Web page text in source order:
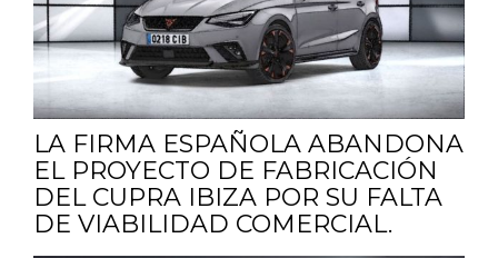
LA FIRMA ESPAÑOLA ABANDONA
EL PROYECTO DE FABRICACIÓN
DEL CUPRA IBIZA POR SU FALTA
DE VIABILIDAD COMERCIAL.